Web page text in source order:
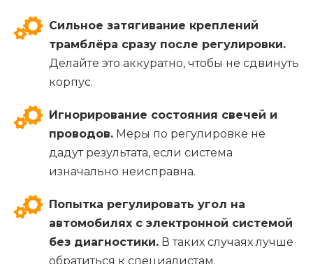
Сильное затягивание креплений
трамблёра сразу после регулировки.
Делайте это аккуратно, чтобы не сдвинуть
корпус.
Игнорирование состояния свечей и
проводов. Меры по регулировке не
дадут результата, если система
изначально неисправна.
Попытка регулировать угол на
автомобилях с электронной системой
без диагностики. В таких случаях лучше
обратиться к специалистам.